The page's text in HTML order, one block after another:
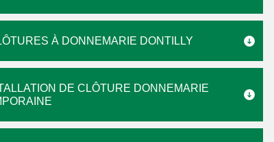
À DONNEMARIE DONTILLY
DE CLÔTURE DONNEMARIE